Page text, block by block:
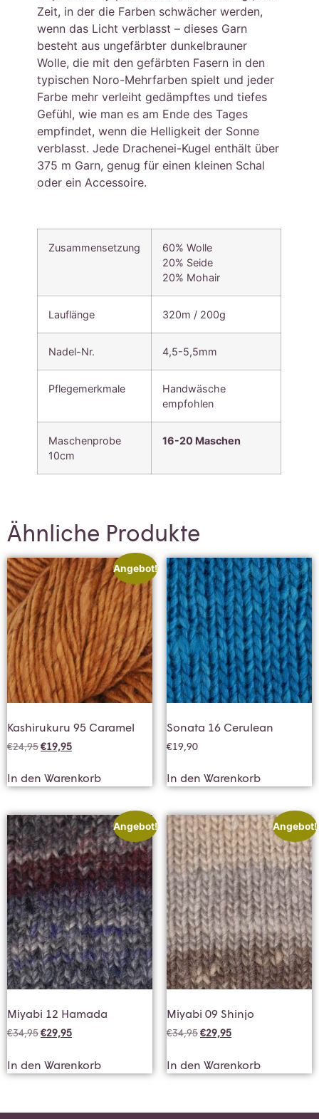
Zeit, in der die Farben schwächer werden,
wenn das Licht verblasst – dieses Garn
besteht aus ungefärbter dunkelbrauner
Wolle, die mit den gefärbten Fasern in den
typischen Noro-Mehrfarben spielt und jeder
Farbe mehr verleiht gedämpftes und tiefes
Gefühl, wie man es am Ende des Tages
empfindet, wenn die Helligkeit der Sonne
verblasst. Jede Drachenei-Kugel enthält über
375 m Garn, genug für einen kleinen Schal
oder ein Accessoire.
Zusammensetzung
60% Wolle
20% Seide
20% Mohair
Lauflänge 320m / 200g
Nadel-Nr. 4,5-5,5mm
Pflegemerkmale
Handwäsche
empfohlen
Maschenprobe
10cm
16-20 Maschen
Ähnliche Produkte
Angebot!
Kashirukuru 95 Caramel
€24,95€19,95
In den Warenkorb
Sonata 16 Cerulean
€19,90
In den Warenkorb
Angebot!
Miyabi 12 Hamada
€34,95€29,95
In den Warenkorb
Angebot!
Miyabi 09 Shinjo
€34,95€29,95
In den Warenkorb